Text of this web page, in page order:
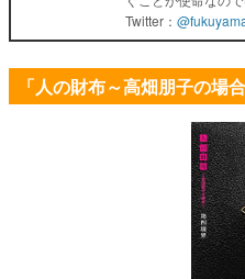
Twitter：
「人の財布～高畑朋子の場